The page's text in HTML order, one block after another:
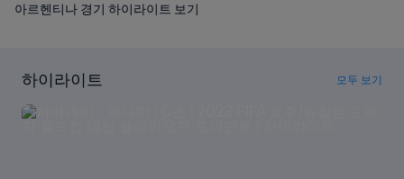
아르헨티나 경기 하이라이트 보기
하이라이트 모두 보기